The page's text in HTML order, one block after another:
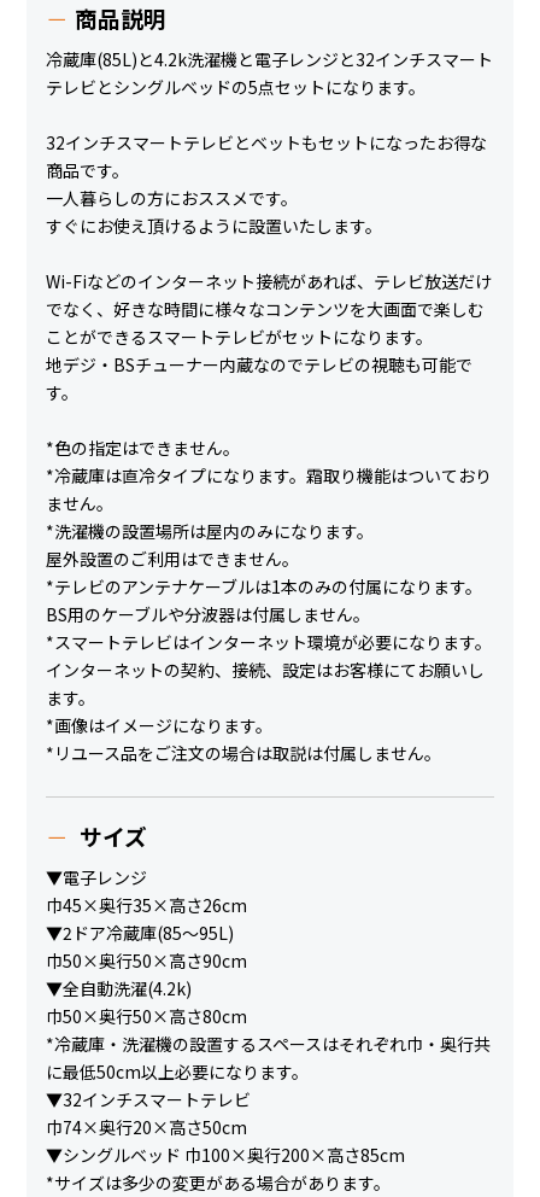
商品説明
冷蔵庫(85L)と4.2k洗濯機と電子レンジと32インチスマート
テレビとシングルベッドの5点セットになります。
32インチスマートテレビとベットもセットになったお得な
商品です。
一人暮らしの方におススメです。
すぐにお使え頂けるように設置いたします。
Wi-Fiなどのインターネット接続があれば、テレビ放送だけ
でなく、好きな時間に様々なコンテンツを大画面で楽しむ
ことができるスマートテレビがセットになります。
地デジ・BSチューナー内蔵なのでテレビの視聴も可能で
す。
*色の指定はできません。
*冷蔵庫は直冷タイプになります。霜取り機能はついており
ません。
*洗濯機の設置場所は屋内のみになります。
屋外設置のご利用はできません。
*テレビのアンテナケーブルは1本のみの付属になります。
BS用のケーブルや分波器は付属しません。
*スマートテレビはインターネット環境が必要になります。
インターネットの契約、接続、設定はお客様にてお願いし
ます。
*画像はイメージになります。
*リユース品をご注文の場合は取説は付属しません。
サイズ
▼電子レンジ
巾45×奥行35×高さ26cm
▼2ドア冷蔵庫(85～95L)
巾50×奥行50×高さ90cm
▼全自動洗濯(4.2k)
巾50×奥行50×高さ80cm
*冷蔵庫・洗濯機の設置するスペースはそれぞれ巾・奥行共
に最低50cm以上必要になります。
▼32インチスマートテレビ
巾74×奥行20×高さ50cm
▼シングルベッド 巾100×奥行200×高さ85cm
*サイズは多少の変更がある場合があります。